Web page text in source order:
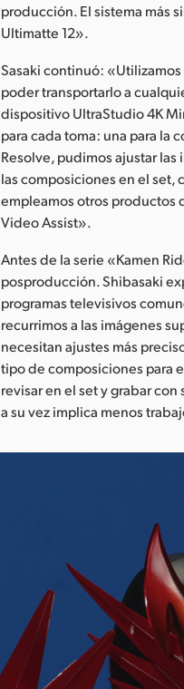
producción. El sistema más
Ultimatte 12».
Sasaki continuó:
poder transportarlo a
dispositivo UltraStudio 4K
para cada toma: una para la
Resolve, pudimos ajustar
las composiciones en el
empleamos otros productos
Video Assist».
Antes de la serie «Kamen
posproducción. Shibasaki
programas televisivos
recurrimos a las imágenes
necesitan ajustes más
tipo de composiciones para
revisar en el set y grabar
a su vez implica menos